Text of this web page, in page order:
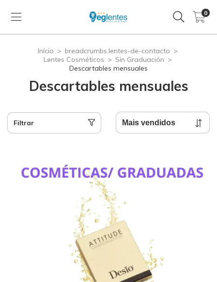
0
Início > breadcrumbs.lentes-de-contacto >
Lentes Cosméticos > Sin Graduación >
Descartables mensuales
Descartables mensuales
Filtrar